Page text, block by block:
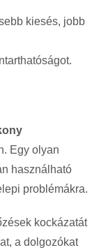
kiesés, jobb
Egy olyan
használható
problémákra.
kockázatát
a dolgozókat